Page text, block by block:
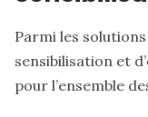
Parmi les
sensibilisation et
pour l’ensemble